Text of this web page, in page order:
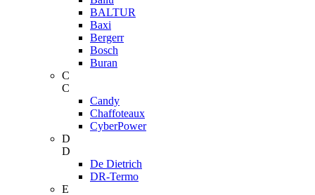
BALTUR
Baxi
Bergerr
Bosch
Buran
C
C
Candy
Chaffoteaux
CyberPower
D
D
De Dietrich
DR-Termo
E